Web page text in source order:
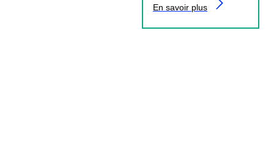
En savoir plus